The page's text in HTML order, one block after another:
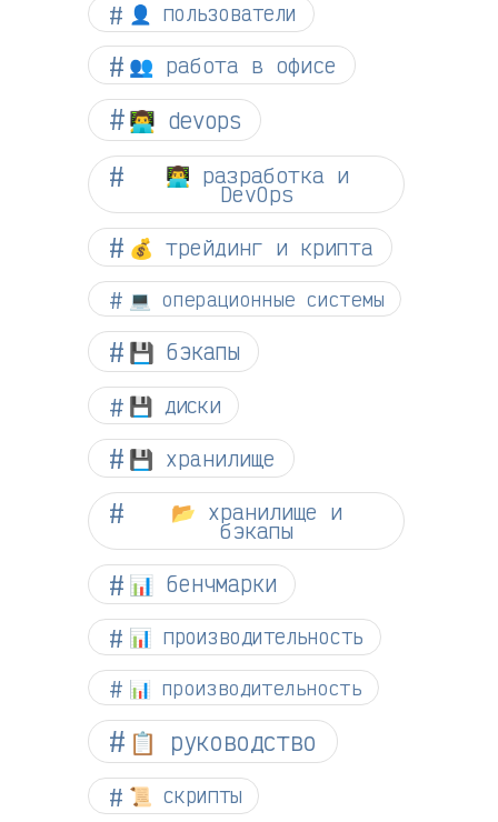
👤 пользователи
👥 работа в офисе
👨‍💻 devops
👨‍💻 разработка и
DevOps
💰 трейдинг и крипта
💻 операционные системы
💾 бэкапы
💾 диски
💾 хранилище
📂 хранилище и
бэкапы
📊 бенчмарки
📊 производительность
📊 производительность
📋 руководство
📜 скрипты